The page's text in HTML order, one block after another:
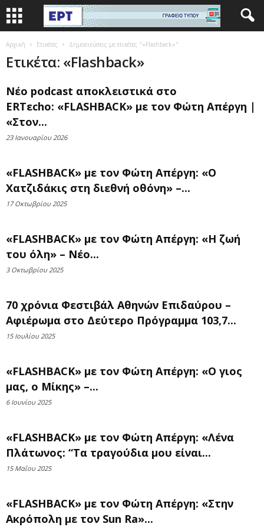
Αρχική Ετικέτες Δημοσιεύσεις με ετικέτες "«Flashback»"
Ετικέτα: «Flashback»
Νέο podcast αποκλειστικά στο
ERTεcho: «FLASHBACK» με τον Φώτη Απέργη |
«Στον...
23 Ιανουαρίου 2026
«FLASHBACK» με τον Φώτη Απέργη: «Ο
Χατζιδάκις στη διεθνή οθόνη» –...
17 Οκτωβρίου 2025
«FLASHBACK» με τον Φώτη Απέργη: «Η ζωή
του όλη» – Νέο...
3 Οκτωβρίου 2025
70 χρόνια Φεστιβάλ Αθηνών Επιδαύρου –
Αφιέρωμα στο Δεύτερο Πρόγραμμα 103,7...
15 Ιουλίου 2025
«FLASHBACK» με τον Φώτη Απέργη: «Ο γιος
μας, ο Μίκης» –...
6 Ιουνίου 2025
«FLASHBACK» με τον Φώτη Απέργη: «Λένα
Πλάτωνος: “Τα τραγούδια μου είναι...
15 Μαΐου 2025
«FLASHBACK» με τον Φώτη Απέργη: «Στην
Ακρόπολη με τον Sun Ra»...